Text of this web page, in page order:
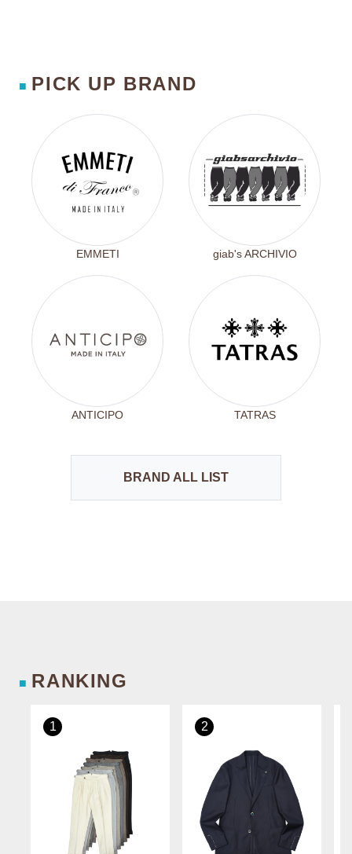
■ PICK UP BRAND
EMMETI giab's ARCHIVIO
ANTICIPO TATRAS
BRAND ALL LIST
■ RANKING
1 2